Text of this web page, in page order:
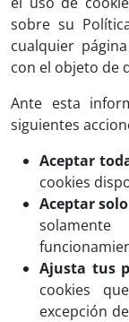
sobre su
cualquier
con el objeto de
Ante esta
siguientes
Aceptar
cookies
Aceptar
Ajusta tus
cookies
excepción